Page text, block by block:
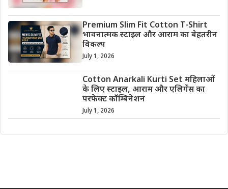
Premium Slim Fit Cotton T-Shirt
भावनात्मक स्टाइल और आराम का बेहतरीन
विकल्प
July 1, 2026
Cotton Anarkali Kurti Set महिलाओं
के लिए स्टाइल, आराम और एलिगेंस का
परफेक्ट कॉम्बिनेशन
July 1, 2026